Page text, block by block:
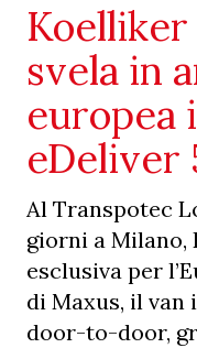
svela in
europea
eDeliver
Al Transpotec
giorni a Milano,
esclusiva per
di Maxus, il van
door-to-door,